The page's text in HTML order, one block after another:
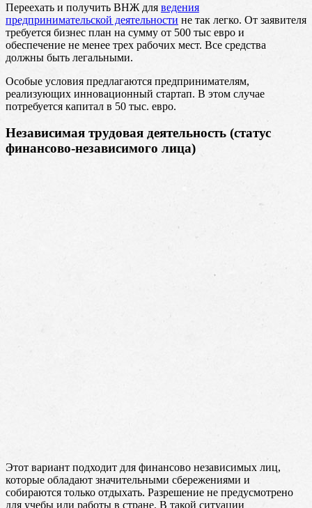
Переехать и получить ВНЖ для ведения
предпринимательской деятельности не так легко. От заявителя
требуется бизнес план на сумму от 500 тыс евро и
обеспечение не менее трех рабочих мест. Все средства
должны быть легальными.
Особые условия предлагаются предпринимателям,
реализующих инновационный стартап. В этом случае
потребуется капитал в 50 тыс. евро.
Независимая трудовая деятельность (статус
финансово-независимого лица)
Этот вариант подходит для финансово независимых лиц,
которые обладают значительными сбережениями и
собираются только отдыхать. Разрешение не предусмотрено
для учебы или работы в стране. В такой ситуации